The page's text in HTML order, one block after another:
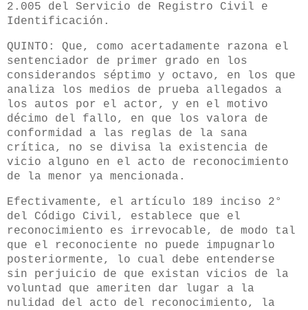
2.005 del Servicio de Registro Civil e
Identificación.
QUINTO: Que, como acertadamente razona el
sentenciador de primer grado en los
considerandos séptimo y octavo, en los que
analiza los medios de prueba allegados a
los autos por el actor, y en el motivo
décimo del fallo, en que los valora de
conformidad a las reglas de la sana
crítica, no se divisa la existencia de
vicio alguno en el acto de reconocimiento
de la menor ya mencionada.
Efectivamente, el artículo 189 inciso 2°
del Código Civil, establece que el
reconocimiento es irrevocable, de modo tal
que el reconociente no puede impugnarlo
posteriormente, lo cual debe entenderse
sin perjuicio de que existan vicios de la
voluntad que ameriten dar lugar a la
nulidad del acto del reconocimiento, la